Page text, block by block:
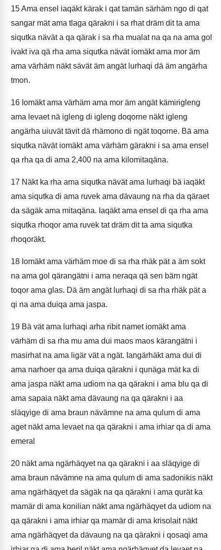
15Ama ensel iaqäkt kärak i qat tamän särhäm ngo di qat
sangar mät ama tlaga qärakni i sa rhat dräm dit ta ama
siqutka nävät a qa qärak i sa rha mualat na qa na ama gol
ivakt iva qä rha ama siqutka nävät iomäkt ama mor äm
ama värhäm näkt sävät äm angät lurhaqi dä äm angärha
tmon.
16 Iomäkt ama värhäm ama mor äm angät kämirigleng
ama levaet nä igleng di igleng doqorne näkt igleng
angärha uiuvät tävit dä rhämono di ngät toqorne. Bä ama
siqutka nävät iomäkt ama värhäm gärakni i sa ama ensel
qa rha qa di ama 2,400 na ama kilomitaqäna.
17 Näkt ka rha ama siqutka nävät ama lurhaqi bä iaqäkt
ama siqutka di ama ruvek ama dävaung na rha da qäraet
da sägäk ama mitaqäna. Iaqäkt ama ensel di qa rha ama
siqutka rhoqor ama ruvek tat dräm dit ta ama siqutka
rhoqoräkt.
18 Iomäkt ama värhäm moe di sa rha rhäk pät a äm sokt
na ama gol qärangätni i ama neraqa qä sen bäm ngät
toqor ama glas. Dä äm angät lurhaqi di sa rha rhäk pät a
qi na ama duiqa ama jaspa.
19 Bä vät ama lurhaqi arha ribit namet iomäkt ama
värhäm di sa rha mu ama dui maos maos kärangätni i
masirhat na ama ligär vät a ngät. Iangärhäkt ama dui di
ama narhoer qa ama duiqa qärakni i qunäga mät ka di
ama jaspa näkt ama udiom na qa qärakni i ama blu qa di
ama sapaia näkt ama dävaung na qa qärakni i aa
släqyige di ama braun nävämne na ama qulum di ama
aget näkt ama levaet na qa qärakni i ama irhiar qa di ama
emeral
20 näkt ama ngärhäqyet na qa qärakni i aa släqyige di
ama braun nävämne na ama qulum di ama sadonikis näkt
ama ngärhäqyet da sägäk na qa qärakni i ama qurät ka
mamär di ama konilian näkt ama ngärhäqyet da udiom na
qa qärakni i ama irhiar qa mamär di ama krisolait näkt
ama ngärhäqyet da dävaung na qa qärakni i qosaqi ama